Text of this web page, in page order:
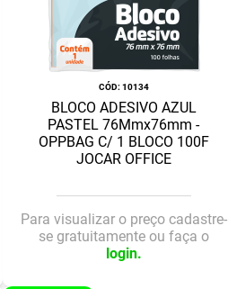
:10134
BLOCO ADESIVO AZUL
PASTEL 76Mmx76mm -
OPPBAG C/ 1 BLOCO 100F
JOCAR OFFICE
Para visualizar o preço cadastre-
se gratuitamente ou faça o
login.